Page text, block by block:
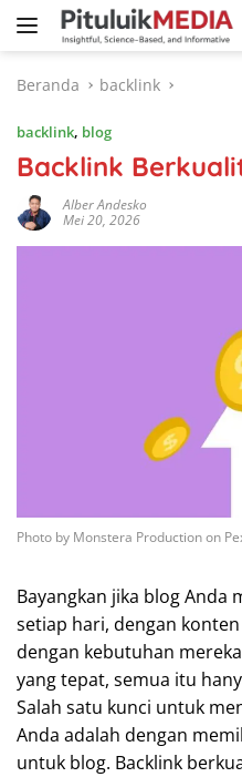
Langsung
Beranda
backlink
backlink, blog
Backlink
Alber Andesko
Mei 20, 2026
Photo by Monstera Production on
Bayangkan jika blog
setiap hari, dengan
dengan kebutuhan
yang tepat, semua itu
Salah satu kunci untuk
Anda adalah dengan
untuk blog. Backlink